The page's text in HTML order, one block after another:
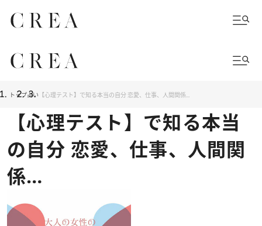
トップ占い 【心理テスト】で知る本当の自分 恋愛、仕事、人間関係…
【心理テスト】で知る本当
の自分 恋愛、仕事、人間関
係…